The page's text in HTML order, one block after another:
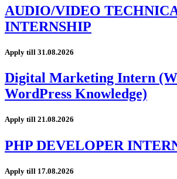
AUDIO/VIDEO
INTERNSHIP
Apply till 31.08.2026
Digital Marketing Intern
WordPress Knowledge)
Apply till 21.08.2026
PHP DEVELOPER
Apply till 17.08.2026